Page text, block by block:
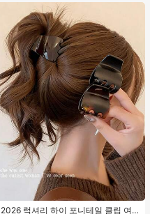
2026 럭셔리 하이 포니테일 클립 여